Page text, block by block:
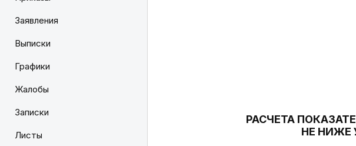
Заявления
Выписки
Графики
Жалобы
Записки
Листы
РАСЧЕТА
НЕ НИЖЕ